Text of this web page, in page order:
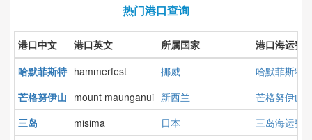
热门港口查询
港口中文 港口英文 所属国家
港口海运费
哈默菲斯特 hammerfest 挪威
哈默菲斯特
芒格努伊山 mount maunganui 新西兰
芒格努伊山
三岛
misima 日本
三岛海运费